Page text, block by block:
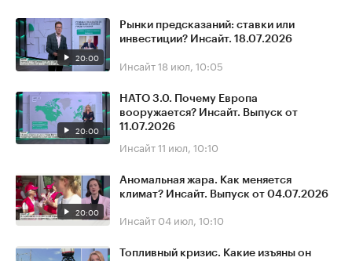
20:00
Рынки предсказаний: ставки или
инвестиции? Инсайт. 18.07.2026
Инсайт18 июл, 10:05
20:00
НАТО 3.0. Почему Европа
вооружается? Инсайт. Выпуск от
11.07.2026
Инсайт11 июл, 10:10
20:00
Аномальная жара. Как меняется
климат? Инсайт. Выпуск от 04.07.2026
Инсайт 04 июл, 10:10
Топливный кризис. Какие изъяны он